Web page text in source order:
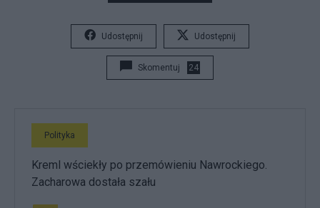
Udostępnij Udostępnij
Skomentuj 24
Polityka
Kreml wściekły po przemówieniu Nawrockiego.
Zacharowa dostała szału